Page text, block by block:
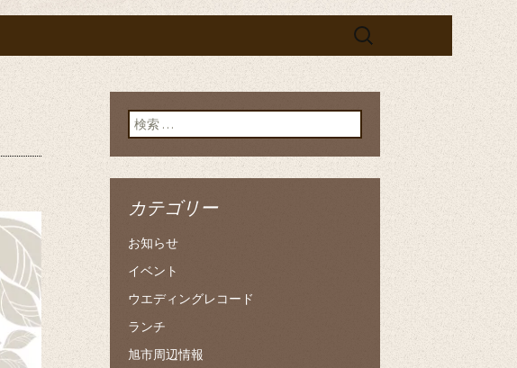
検
検索:
カテゴリー
お知らせ
イベント
ウエディングレコード
ランチ
旭市周辺情報